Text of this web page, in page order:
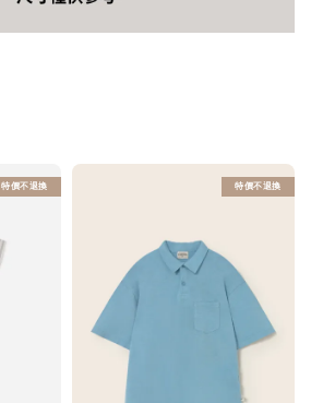
特價不退換 特價不退換